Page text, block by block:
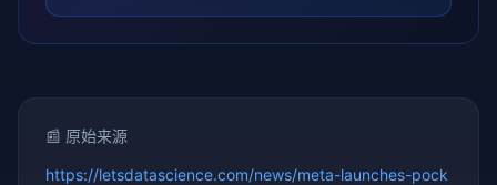
📰 原始来源
https://letsdatascience.com/news/meta-launches-pock